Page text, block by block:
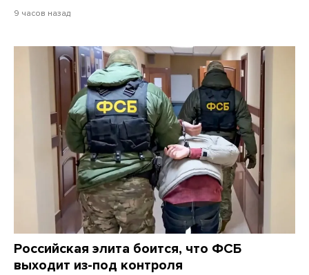
9 часов назад
Российская элита боится, что ФСБ
выходит из-под контроля